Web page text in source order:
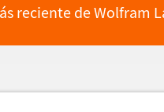
reciente de Wolfram